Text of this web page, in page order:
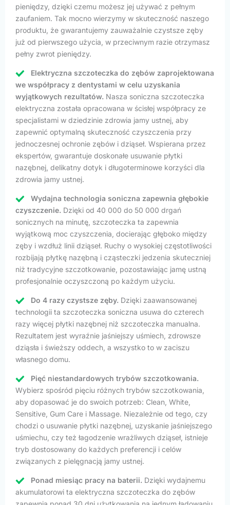
pieniędzy, dzięki czemu możesz jej używać z pełnym
zaufaniem. Tak mocno wierzymy w skuteczność naszego
produktu, że gwarantujemy zauważalnie czystsze zęby
już od pierwszego użycia, w przeciwnym razie otrzymasz
pełny zwrot pieniędzy.
Elektryczna szczoteczka do zębów zaprojektowana
we współpracy z dentystami w celu uzyskania
wyjątkowych rezultatów. Nasza soniczna szczoteczka
elektryczna została opracowana w ścisłej współpracy ze
specjalistami w dziedzinie zdrowia jamy ustnej, aby
zapewnić optymalną skuteczność czyszczenia przy
jednoczesnej ochronie zębów i dziąseł. Wspierana przez
ekspertów, gwarantuje doskonałe usuwanie płytki
nazębnej, delikatny dotyk i długoterminowe korzyści dla
zdrowia jamy ustnej.
Wydajna technologia soniczna zapewnia głębokie
czyszczenie. Dzięki od 40 000 do 50 000 drgań
sonicznych na minutę, szczoteczka ta zapewnia
wyjątkową moc czyszczenia, docierając głęboko między
zęby i wzdłuż linii dziąseł. Ruchy o wysokiej częstotliwości
rozbijają płytkę nazębną i cząsteczki jedzenia skuteczniej
niż tradycyjne szczotkowanie, pozostawiając jamę ustną
profesjonalnie oczyszczoną po każdym użyciu.
Do 4 razy czystsze zęby. Dzięki zaawansowanej
technologii ta szczoteczka soniczna usuwa do czterech
razy więcej płytki nazębnej niż szczoteczka manualna.
Rezultatem jest wyraźnie jaśniejszy uśmiech, zdrowsze
dziąsła i świeższy oddech, a wszystko to w zaciszu
własnego domu.
Pięć niestandardowych trybów szczotkowania.
Wybierz spośród pięciu różnych trybów szczotkowania,
aby dopasować je do swoich potrzeb: Clean, White,
Sensitive, Gum Care i Massage. Niezależnie od tego, czy
chodzi o usuwanie płytki nazębnej, uzyskanie jaśniejszego
uśmiechu, czy też łagodzenie wrażliwych dziąseł, istnieje
tryb dostosowany do każdych preferencji i celów
związanych z pielęgnacją jamy ustnej.
Ponad miesiąc pracy na baterii. Dzięki wydajnemu
akumulatorowi ta elektryczna szczoteczka do zębów